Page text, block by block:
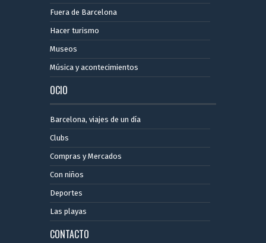
Fuera de Barcelona
Hacer turismo
Museos
Música y acontecimientos
OCIO
Barcelona, ​​viajes de un día
Clubs
Compras y Mercados
Con niños
Deportes
Las playas
CONTACTO